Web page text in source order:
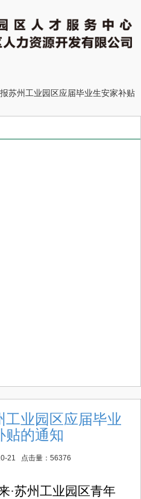
苏州工业园区应届毕业生安家补贴
工业园区应届毕业
贴的通知
21 点击量：56376
·苏州工业园区青年